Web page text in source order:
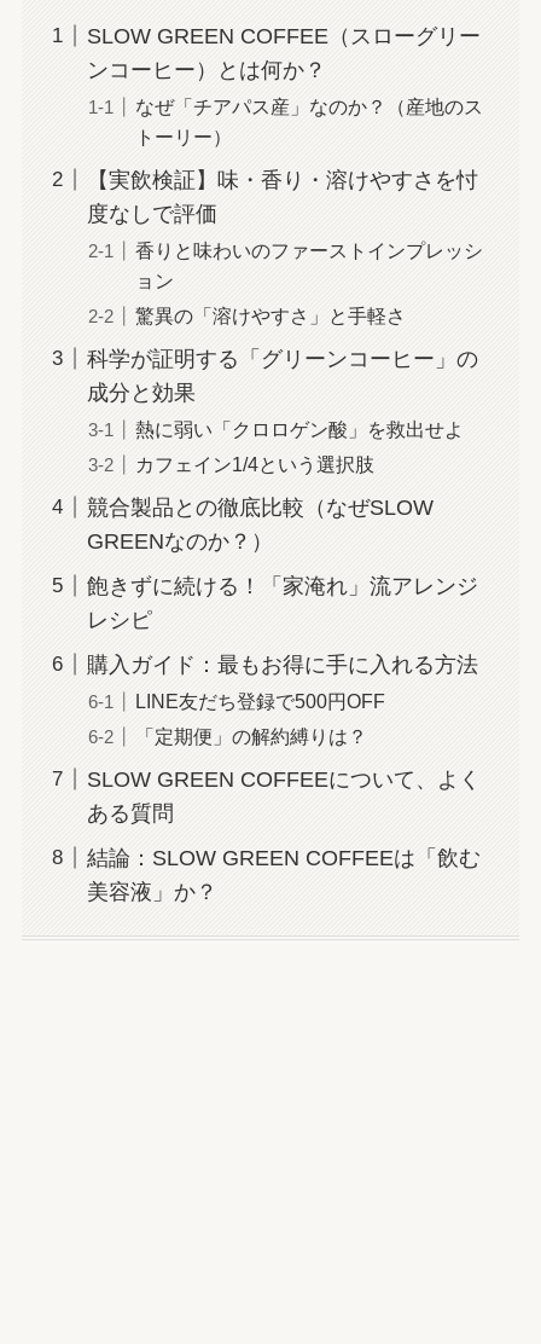
SLOW GREEN COFFEE（スローグリー
ンコーヒー）とは何か？
なぜ「チアパス産」なのか？（産地のス
トーリー）
【実飲検証】味・香り・溶けやすさを忖
度なしで評価
香りと味わいのファーストインプレッシ
ョン
驚異の「溶けやすさ」と手軽さ
科学が証明する「グリーンコーヒー」の
成分と効果
熱に弱い「クロロゲン酸」を救出せよ
カフェイン1/4という選択肢
競合製品との徹底比較（なぜSLOW
GREENなのか？）
飽きずに続ける！「家淹れ」流アレンジ
レシピ
購入ガイド：最もお得に手に入れる方法
LINE友だち登録で500円OFF
「定期便」の解約縛りは？
SLOW GREEN COFFEEについて、よく
ある質問
結論：SLOW GREEN COFFEEは「飲む
美容液」か？